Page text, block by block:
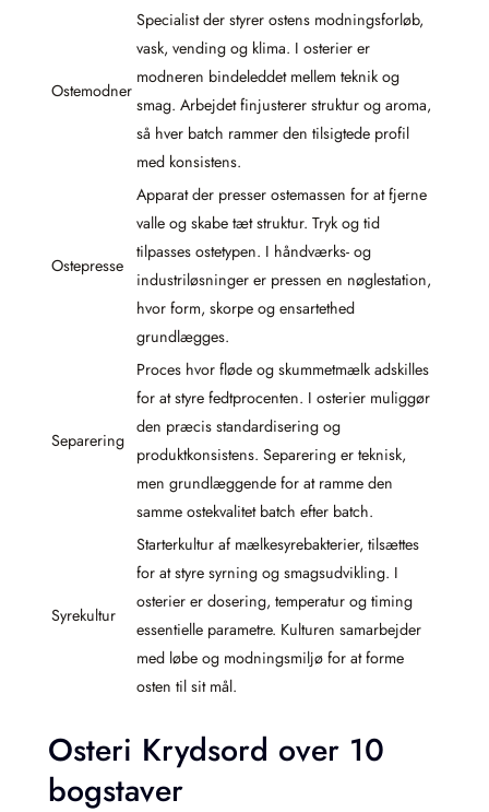
Ostemodner
Specialist der styrer ostens modningsforløb,
vask, vending og klima. I osterier er
modneren bindeleddet mellem teknik og
smag. Arbejdet finjusterer struktur og aroma,
så hver batch rammer den tilsigtede profil
med konsistens.
Ostepresse
Apparat der presser ostemassen for at fjerne
valle og skabe tæt struktur. Tryk og tid
tilpasses ostetypen. I håndværks- og
industriløsninger er pressen en nøglestation,
hvor form, skorpe og ensartethed
grundlægges.
Separering
Proces hvor fløde og skummetmælk adskilles
for at styre fedtprocenten. I osterier muliggør
den præcis standardisering og
produktkonsistens. Separering er teknisk,
men grundlæggende for at ramme den
samme ostekvalitet batch efter batch.
Syrekultur
Starterkultur af mælkesyrebakterier, tilsættes
for at styre syrning og smagsudvikling. I
osterier er dosering, temperatur og timing
essentielle parametre. Kulturen samarbejder
med løbe og modningsmiljø for at forme
osten til sit mål.
Osteri Krydsord over 10
bogstaver